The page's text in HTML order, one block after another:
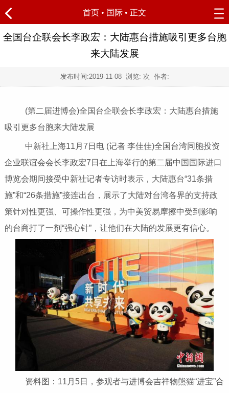
首页 • 国际 • 正文
全国台企联会长李政宏：大陆惠台措施吸引更多台胞
来大陆发展
发布时间:2019-11-08浏览: 次 作者:
(第二届进博会)全国台企联会长李政宏：大陆惠台措施
吸引更多台胞来大陆发展
中新社上海11月7日电 (记者 李佳佳)全国台湾同胞投资
企业联谊会会长李政宏7日在上海举行的第二届中国国际进口
博览会期间接受中新社记者专访时表示，大陆惠台“31条措
施”和“26条措施”接连出台，展示了大陆对台湾各界的支持政
策针对性更强、可操作性更强，为中美贸易摩擦中受到影响
的台商打了一剂“强心针”，让他们在大陆的发展更有信心。
资料图：11月5日，参观者与进博会吉祥物熊猫“进宝”合